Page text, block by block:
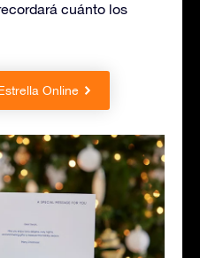
cuánto los
Online